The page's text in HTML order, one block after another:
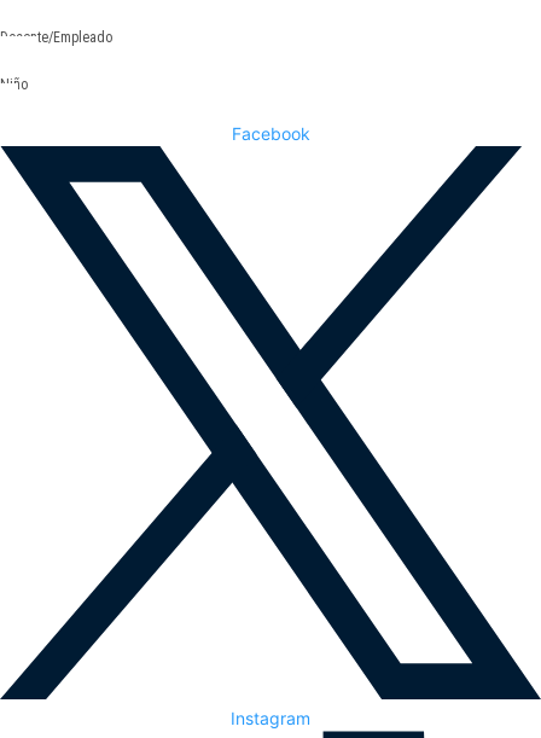
Docente/Empleado
Niño
Facebook
Instagram